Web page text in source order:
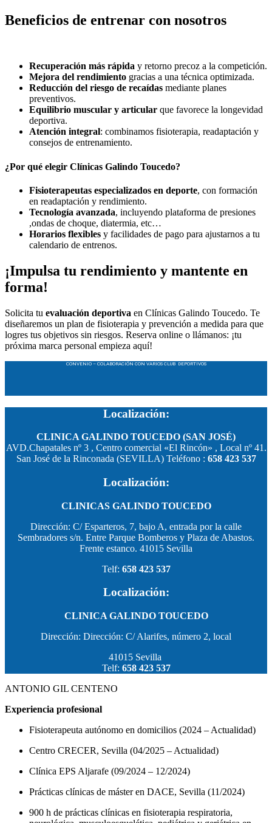
Beneficios de entrenar con nosotros
Recuperación más rápida y retorno precoz a la competición.
Mejora del rendimiento gracias a una técnica optimizada.
Reducción del riesgo de recaídas mediante planes
preventivos.
Equilibrio muscular y articular que favorece la longevidad
deportiva.
Atención integral: combinamos fisioterapia, readaptación y
consejos de entrenamiento.
¿Por qué elegir Clínicas Galindo Toucedo?
Fisioterapeutas especializados en deporte, con formación
en readaptación y rendimiento.
Tecnología avanzada, incluyendo plataforma de presiones
,ondas de choque, diatermia, etc…
Horarios flexibles y facilidades de pago para ajustarnos a tu
calendario de entrenos.
¡Impulsa tu rendimiento y mantente en
forma!
Solicita tu evaluación deportiva en Clínicas Galindo Toucedo. Te
diseñaremos un plan de fisioterapia y prevención a medida para que
logres tus objetivos sin riesgos. Reserva online o llámanos: ¡tu
próxima marca personal empieza aquí!
CONVENIO – COLABORACIÓN CON VARIOS CLUB DEPORTIVOS
Localización:
CLINICA GALINDO TOUCEDO (SAN JOSÉ)
AVD.Chapatales nº 3 , Centro comercial «El Rincón» , Local nº 41.
San José de la Rinconada (SEVILLA) Teléfono : 658 423 537
Localización:
CLINICAS GALINDO TOUCEDO
Dirección: C/ Esparteros, 7, bajo A, entrada por la calle
Sembradores s/n. Entre Parque Bomberos y Plaza de Abastos.
Frente estanco. 41015 Sevilla
Telf: 658 423 537
Localización:
CLINICA GALINDO TOUCEDO
Dirección: Dirección: C/ Alarifes, número 2, local
41015 Sevilla
Telf: 658 423 537
ANTONIO GIL CENTENO
Experiencia profesional
Fisioterapeuta autónomo en domicilios (2024 – Actualidad)
Centro CRECER, Sevilla (04/2025 – Actualidad)
Clínica EPS Aljarafe (09/2024 – 12/2024)
Prácticas clínicas de máster en DACE, Sevilla (11/2024)
900 h de prácticas clínicas en fisioterapia respiratoria,